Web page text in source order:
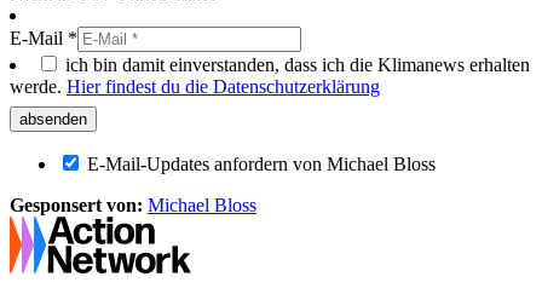
E-Mail *
ich bin damit einverstanden, dass ich die Klimanews erhalten
werde. Hier findest du die Datenschutzerklärung
E-Mail-Updates anfordern von Michael Bloss
Gesponsert von: Michael Bloss